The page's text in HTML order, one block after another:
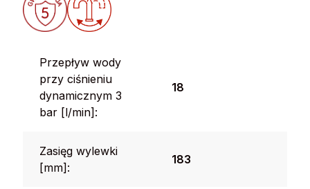
Przepływ wody
przy ciśnieniu
dynamicznym 3
bar [l/min]:
18
Zasięg wylewki
[mm]:
183